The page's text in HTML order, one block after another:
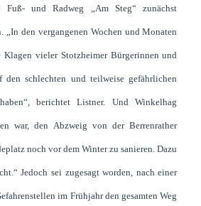
Fuß- und Radweg „Am Steg“ zunächst
„In den vergangenen Wochen und Monaten
Klagen vieler Stotzheimer Bürgerinnen und
den schlechten und teilweise gefährlichen
berichtet Listner. Und Winkelhag
war, den Abzweig von der Berrenrather
noch vor dem Winter zu sanieren. Dazu
Jedoch sei zugesagt worden, nach einer
im Frühjahr den gesamten Weg